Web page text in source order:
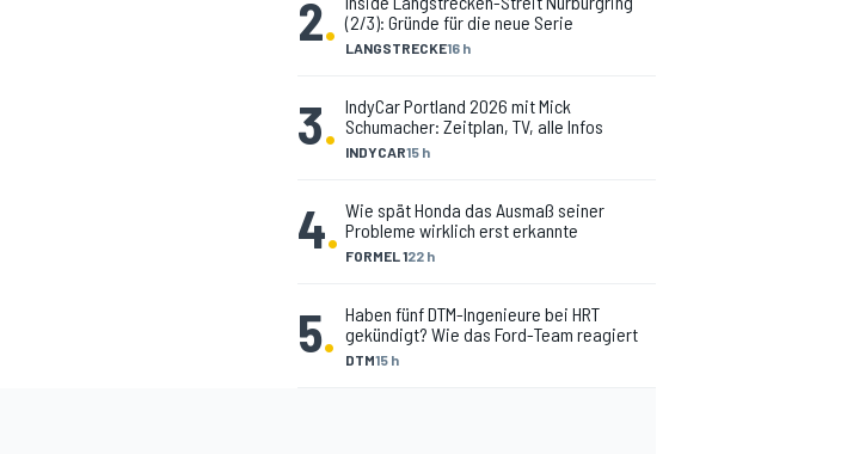
2. LANGSTRECKE16 h
(2/3): Gründe für die neue Serie
3. INDYCAR15 h
IndyCar Portland 2026 mit Mick
Schumacher: Zeitplan, TV, alle Infos
4. FORMEL 122 h
Wie spät Honda das Ausmaß seiner
Probleme wirklich erst erkannte
5. DTM15 h
Haben fünf DTM-Ingenieure bei HRT
gekündigt? Wie das Ford-Team reagiert